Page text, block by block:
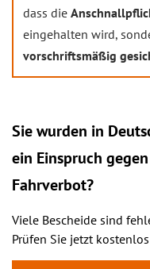
dass die
eingehalten wird,
vorschriftsmäßig
Sie wurden in
ein Einspruch
Fahrverbot?
Viele Bescheide sind
Prüfen Sie jetzt